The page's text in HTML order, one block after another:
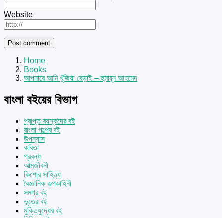
Website
Home
Books
আপনারে আমি খুঁজিয়া বেড়াই – হুমায়ূন আহমেদ
বাংলা বইয়ের বিভাগ
প্রাপ্ত বয়স্কদের বই
বাংলা গল্পের বই
উপন্যাস
কবিতা
প্রবন্ধ
আত্মজীবনী
কিশোর সাহিত্য
বৈজ্ঞানিক কল্পকাহিনী
সমগ্র বই
ভূতের বই
মুক্তিযুদ্ধের বই